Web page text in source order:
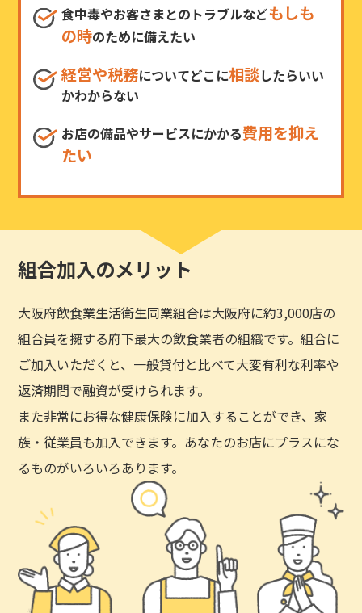
食中毒やお客さまとのトラブルなどもしも
の時のために備えたい
経営や税務についてどこに相談したらいい
かわからない
お店の備品やサービスにかかる費用を抑え
たい
組合加入のメリット
大阪府飲食業生活衛生同業組合は大阪府に約3,000店の
組合員を擁する府下最大の飲食業者の組織です。組合に
ご加入いただくと、一般貸付と比べて大変有利な利率や
返済期間で融資が受けられます。
また非常にお得な健康保険に加入することができ、家
族・従業員も加入できます。あなたのお店にプラスにな
るものがいろいろあります。